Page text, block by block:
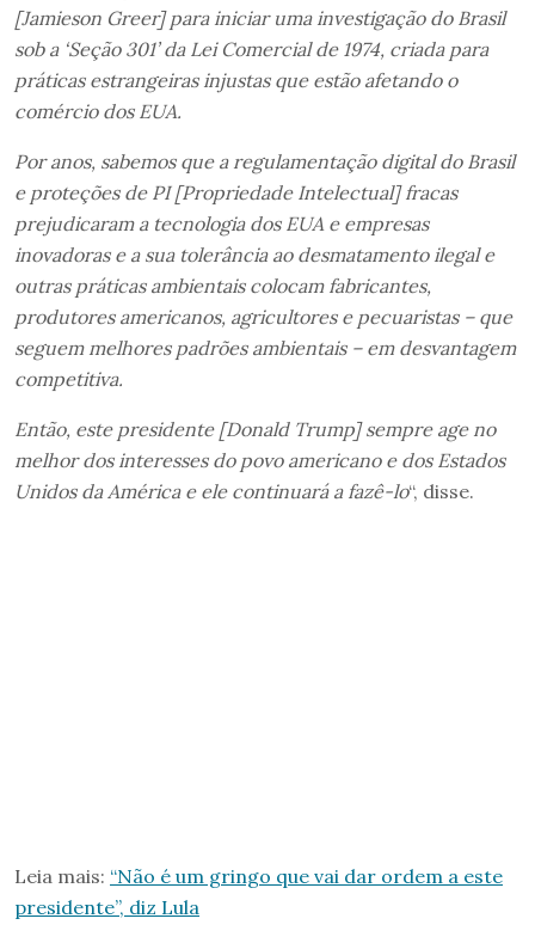
[Jamieson Greer] para iniciar uma investigação do Brasil
sob a ‘Seção 301’ da Lei Comercial de 1974, criada para
práticas estrangeiras injustas que estão afetando o
comércio dos EUA.
Por anos, sabemos que a regulamentação digital do Brasil
e proteções de PI [Propriedade Intelectual] fracas
prejudicaram a tecnologia dos EUA e empresas
inovadoras e a sua tolerância ao desmatamento ilegal e
outras práticas ambientais colocam fabricantes,
produtores americanos, agricultores e pecuaristas – que
seguem melhores padrões ambientais – em desvantagem
competitiva.
Então, este presidente [Donald Trump] sempre age no
melhor dos interesses do povo americano e dos Estados
Unidos da América e ele continuará a fazê-lo“, disse.
Leia mais: “Não é um gringo que vai dar ordem a este
presidente”, diz Lula